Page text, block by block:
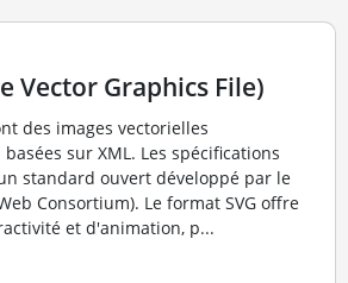
Vector Graphics File)
des images vectorielles
sur XML. Les spécifications
standard ouvert développé par le
Consortium). Le format SVG offre
et d'animation, p...